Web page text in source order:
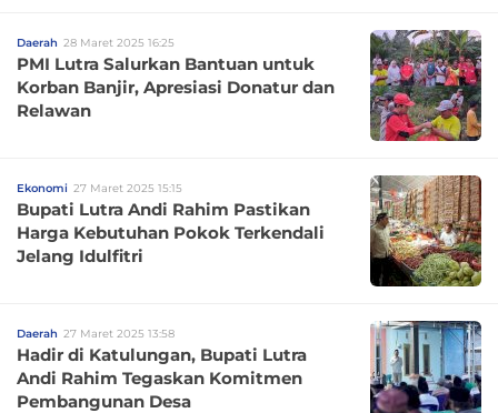
Daerah 28 Maret 2025 16:25
PMI Lutra Salurkan Bantuan untuk
Korban Banjir, Apresiasi Donatur dan
Relawan
Ekonomi 27 Maret 2025 15:15
Bupati Lutra Andi Rahim Pastikan
Harga Kebutuhan Pokok Terkendali
Jelang Idulfitri
Daerah 27 Maret 2025 13:58
Hadir di Katulungan, Bupati Lutra
Andi Rahim Tegaskan Komitmen
Pembangunan Desa